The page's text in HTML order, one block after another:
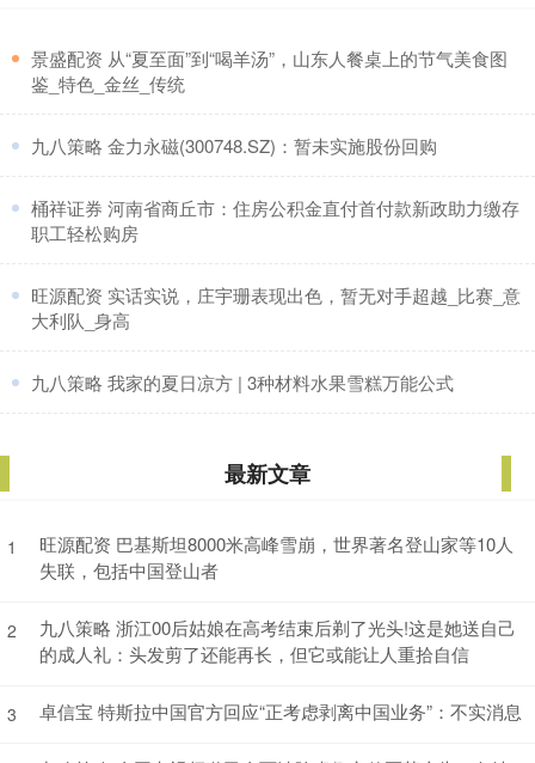
​景盛配资 从“夏至面”到“喝羊汤”，山东人餐桌上的节气美食图
鉴_特色_金丝_传统
​九八策略 金力永磁(300748.SZ)：暂未实施股份回购
​桶祥证券 河南省商丘市：住房公积金直付首付款新政助力缴存
职工轻松购房
​旺源配资 实话实说，庄宇珊表现出色，暂无对手超越_比赛_意
大利队_身高
​九八策略 我家的夏日凉方 | 3种材料水果雪糕万能公式
最新文章
1
旺源配资 巴基斯坦8000米高峰雪崩，世界著名登山家等10人
失联，包括中国登山者
2
九八策略 浙江00后姑娘在高考结束后剃了光头!这是她送自己
的成人礼：头发剪了还能再长，但它或能让人重拾自信
3 卓信宝 特斯拉中国官方回应“正考虑剥离中国业务”：不实消息